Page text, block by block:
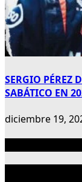
SERGIO PÉREZ
SABÁTICO EN
diciembre 19,